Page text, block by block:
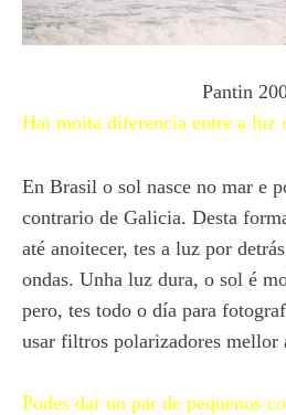
Pantin
Hai moita diferencia entre a luz
En Brasil o sol nasce no mar e
contrario de Galicia. Desta
até anoitecer, tes a luz por
ondas. Unha luz dura, o sol é
pero, tes todo o día para
usar filtros polarizadores mellor
Podes dar un par de pequenos